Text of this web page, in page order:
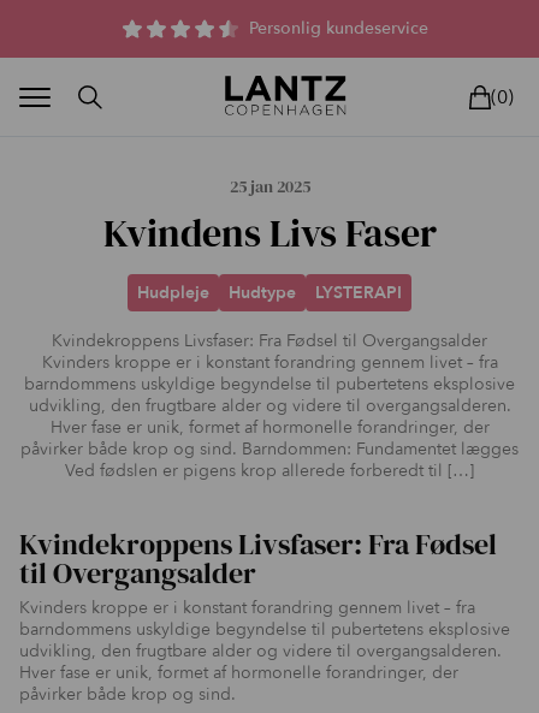
Personlig kundeservice
Parfumefri dansk hudpleje, og lysterapi til huden
BEAUTY DEALS REELS UNIVERS
(0)
25 jan 2025
Kvindens Livs Faser
Hudpleje Hudtype LYSTERAPI
Kvindekroppens Livsfaser: Fra Fødsel til Overgangsalder
Kvinders kroppe er i konstant forandring gennem livet – fra
barndommens uskyldige begyndelse til pubertetens eksplosive
udvikling, den frugtbare alder og videre til overgangsalderen.
Hver fase er unik, formet af hormonelle forandringer, der
påvirker både krop og sind. Barndommen: Fundamentet lægges
Ved fødslen er pigens krop allerede forberedt til […]
Kvindekroppens Livsfaser: Fra Fødsel
til Overgangsalder
Kvinders kroppe er i konstant forandring gennem livet – fra
barndommens uskyldige begyndelse til pubertetens eksplosive
udvikling, den frugtbare alder og videre til overgangsalderen.
Hver fase er unik, formet af hormonelle forandringer, der
påvirker både krop og sind.